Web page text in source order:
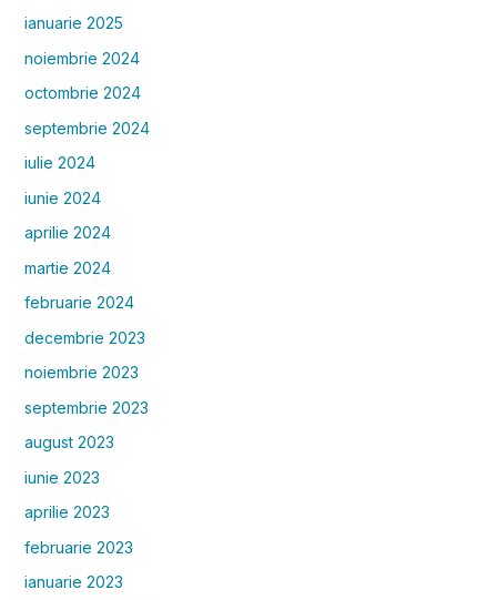
ianuarie 2025
noiembrie 2024
octombrie 2024
septembrie 2024
iulie 2024
iunie 2024
aprilie 2024
martie 2024
februarie 2024
decembrie 2023
noiembrie 2023
septembrie 2023
august 2023
iunie 2023
aprilie 2023
februarie 2023
ianuarie 2023